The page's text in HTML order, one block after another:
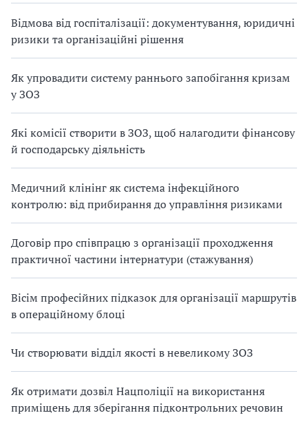
Відмова від госпіталізації: документування, юридичні
ризики та організаційні рішення
Як упровадити систему раннього запобігання кризам
у ЗОЗ
Які комісії створити в ЗОЗ, щоб налагодити фінансову
й господарську діяльність
Медичний клінінг як система інфекційного
контролю: від прибирання до управління ризиками
Договір про співпрацю з організації проходження
практичної частини інтернатури (стажування)
Вісім професійних підказок для організації маршрутів
в операційному блоці
Чи створювати відділ якості в невеликому ЗОЗ
Як отримати дозвіл Нацполіції на використання
приміщень для зберігання підконтрольних речовин